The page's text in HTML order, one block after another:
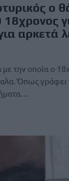
ο
αρκετά
με την οποία ο
Όπως